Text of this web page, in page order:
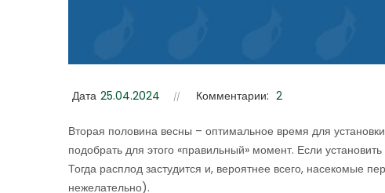
Дата 25.04.2024 Комментарии: 2
Вторая половина весны – оптимальное время для
подобрать для этого «правильный» момент. Если
Тогда расплод застудится и, вероятнее всего, насекомые
нежелательно).